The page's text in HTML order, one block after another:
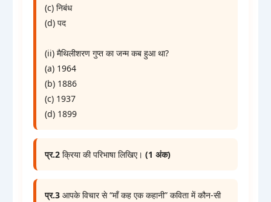
(c) निबंध
(d) पद
(ii) मैथिलीशरण गुप्त का जन्म कब हुआ था?
(a) 1964
(b) 1886
(c) 1937
(d) 1899
प्र.2क्रिया की परिभाषा लिखिए। (1 अंक)
प्र.3आपके विचार से “माँ कह एक कहानी” कविता में कौन-सी